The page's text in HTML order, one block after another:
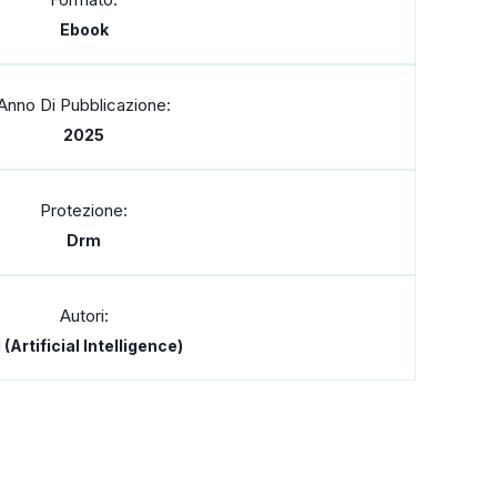
Ebook
Di Pubblicazione:
2025
Protezione:
Drm
Autori:
(Artificial Intelligence)